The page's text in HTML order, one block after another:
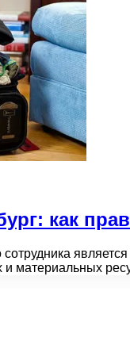
как
и материальных